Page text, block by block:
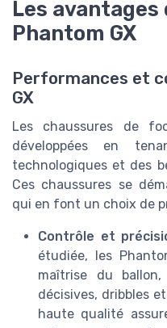
Les
Phantom GX
Performances et
GX
Les chaussures de
développées en
technologiques et des
Ces chaussures se
qui en font un choix de
Contrôle et
étudiée, les
maîtrise du
décisives, dribbles
haute qualité